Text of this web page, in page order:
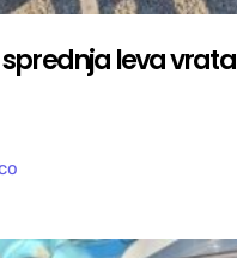
sprednja leva vrata